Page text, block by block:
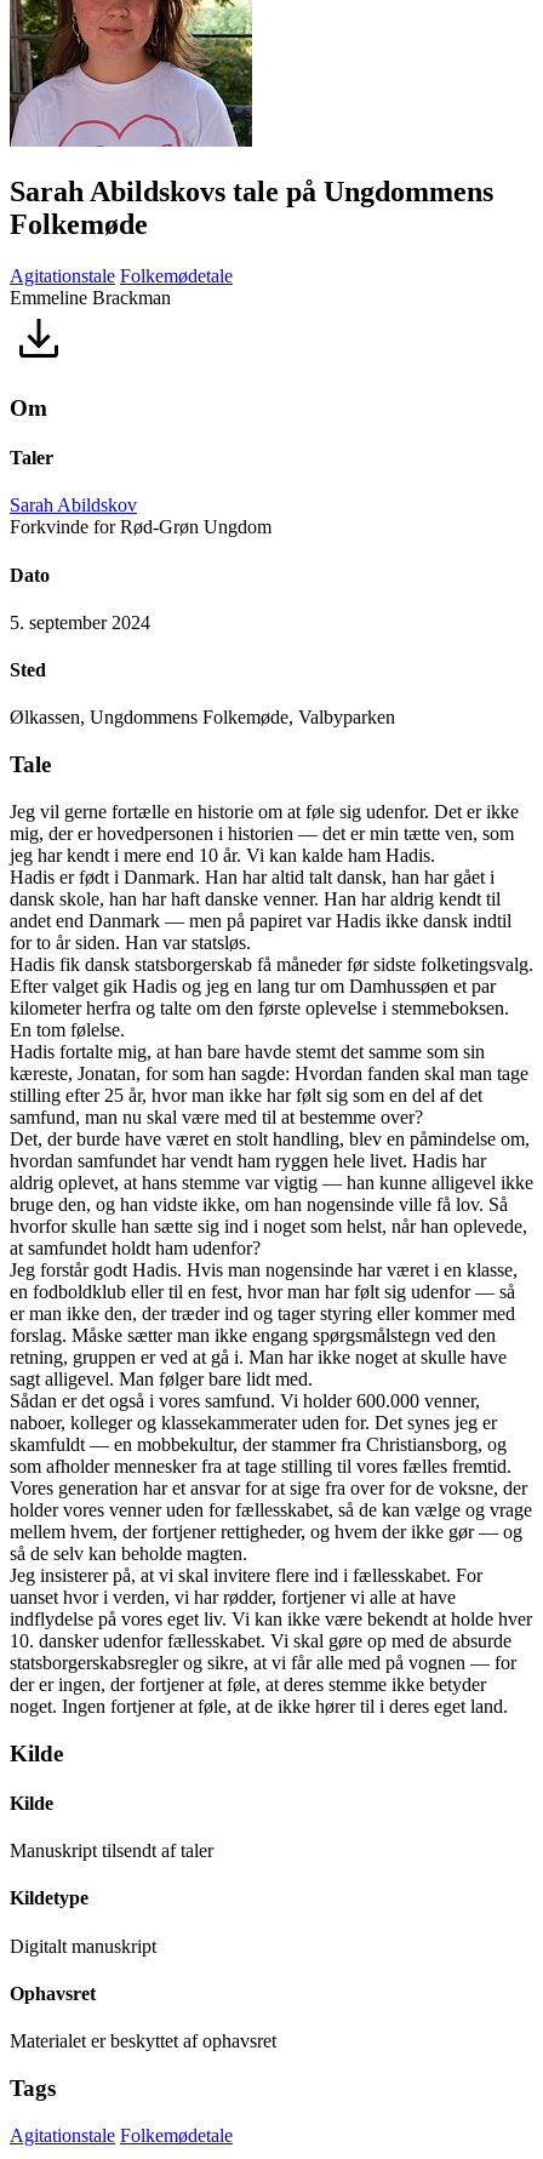
Sarah Abildskovs tale på Ungdommens
Folkemøde
Agitationstale Folkemødetale
Emmeline Brackman
Om
Taler
Sarah Abildskov
Forkvinde for Rød-Grøn Ungdom
Dato
5. september 2024
Sted
Ølkassen, Ungdommens Folkemøde, Valbyparken
Tale
Jeg vil gerne fortælle en historie om at føle sig udenfor. Det er ikke
mig, der er hovedpersonen i historien — det er min tætte ven, som
jeg har kendt i mere end 10 år. Vi kan kalde ham Hadis.
Hadis er født i Danmark. Han har altid talt dansk, han har gået i
dansk skole, han har haft danske venner. Han har aldrig kendt til
andet end Danmark — men på papiret var Hadis ikke dansk indtil
for to år siden. Han var statsløs.
Hadis fik dansk statsborgerskab få måneder før sidste folketingsvalg.
Efter valget gik Hadis og jeg en lang tur om Damhussøen et par
kilometer herfra og talte om den første oplevelse i stemmeboksen.
En tom følelse.
Hadis fortalte mig, at han bare havde stemt det samme som sin
kæreste, Jonatan, for som han sagde: Hvordan fanden skal man tage
stilling efter 25 år, hvor man ikke har følt sig som en del af det
samfund, man nu skal være med til at bestemme over?
Det, der burde have været en stolt handling, blev en påmindelse om,
hvordan samfundet har vendt ham ryggen hele livet. Hadis har
aldrig oplevet, at hans stemme var vigtig — han kunne alligevel ikke
bruge den, og han vidste ikke, om han nogensinde ville få lov. Så
hvorfor skulle han sætte sig ind i noget som helst, når han oplevede,
at samfundet holdt ham udenfor?
Jeg forstår godt Hadis. Hvis man nogensinde har været i en klasse,
en fodboldklub eller til en fest, hvor man har følt sig udenfor — så
er man ikke den, der træder ind og tager styring eller kommer med
forslag. Måske sætter man ikke engang spørgsmålstegn ved den
retning, gruppen er ved at gå i. Man har ikke noget at skulle have
sagt alligevel. Man følger bare lidt med.
Sådan er det også i vores samfund. Vi holder 600.000 venner,
naboer, kolleger og klassekammerater uden for. Det synes jeg er
skamfuldt — en mobbekultur, der stammer fra Christiansborg, og
som afholder mennesker fra at tage stilling til vores fælles fremtid.
Vores generation har et ansvar for at sige fra over for de voksne, der
holder vores venner uden for fællesskabet, så de kan vælge og vrage
mellem hvem, der fortjener rettigheder, og hvem der ikke gør — og
så de selv kan beholde magten.
Jeg insisterer på, at vi skal invitere flere ind i fællesskabet. For
uanset hvor i verden, vi har rødder, fortjener vi alle at have
indflydelse på vores eget liv. Vi kan ikke være bekendt at holde hver
10. dansker udenfor fællesskabet. Vi skal gøre op med de absurde
statsborgerskabsregler og sikre, at vi får alle med på vognen — for
der er ingen, der fortjener at føle, at deres stemme ikke betyder
noget. Ingen fortjener at føle, at de ikke hører til i deres eget land.
Kilde
Kilde
Manuskript tilsendt af taler
Kildetype
Digitalt manuskript
Ophavsret
Materialet er beskyttet af ophavsret
Tags
Agitationstale Folkemødetale